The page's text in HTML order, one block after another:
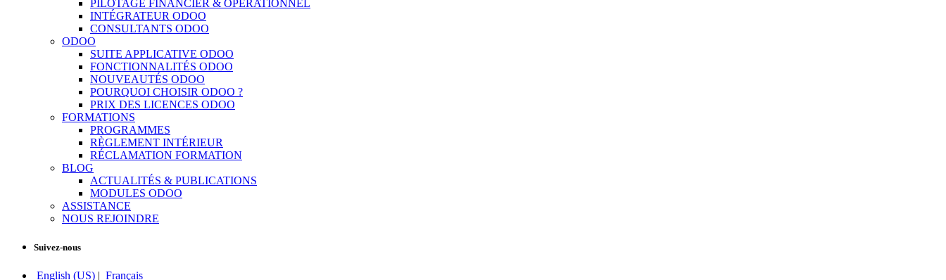
PILOTAGE FINANCIER & OPÉRATIONNEL
INTÉGRATEUR ODOO
CONSULTANTS ODOO
ODOO
SUITE APPLICATIVE ODOO
FONCTIONNALITÉS ODOO
NOUVEAUTÉS ODOO
POURQUOI CHOISIR ODOO ?
PRIX DES LICENCES ODOO
FORMATIONS
PROGRAMMES
RÈGLEMENT INTÉRIEUR
RÉCLAMATION FORMATION
BLOG
ACTUALITÉS & PUBLICATIONS
MODULES ODOO
ASSISTANCE
NOUS REJOINDRE
Suivez-nous
English (US) | Français